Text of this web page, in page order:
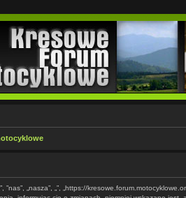
”nas”, „nasza”, „”, „https://